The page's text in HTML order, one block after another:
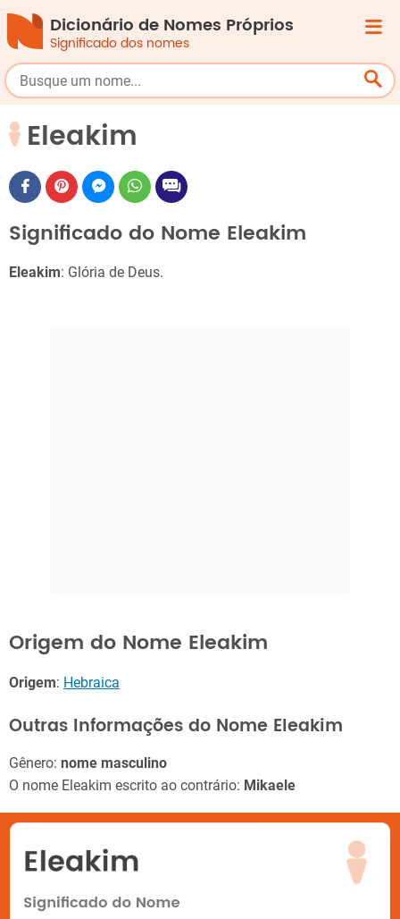
Dicionário de Nomes Próprios
Significado dos nomes
Eleakim
Significado do Nome Eleakim
Eleakim: Glória de Deus.
Origem do Nome Eleakim
Origem: Hebraica
Outras Informações do Nome Eleakim
Gênero: nome masculino
O nome Eleakim escrito ao contrário: Mikaele